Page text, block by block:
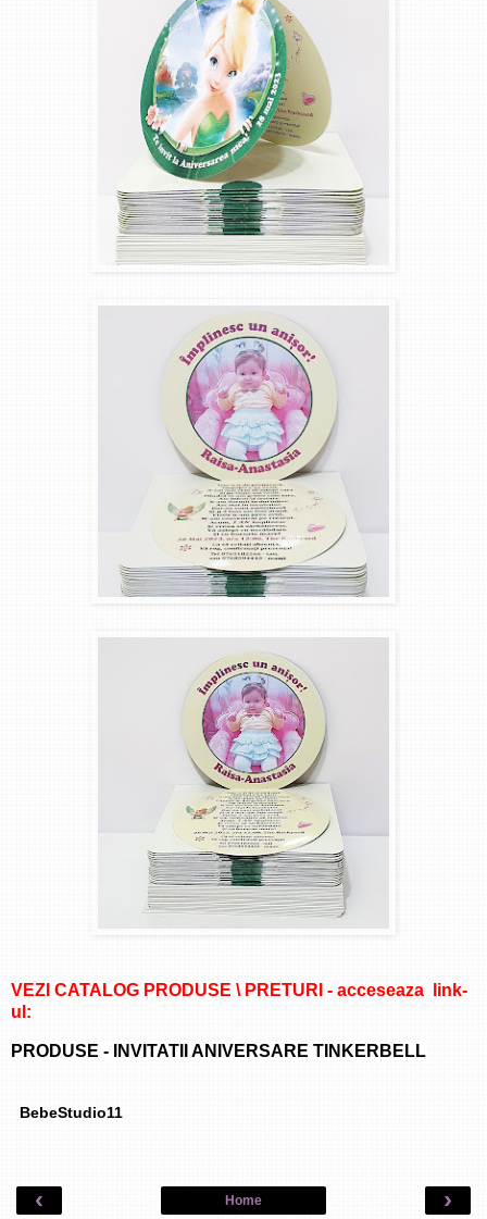
VEZI CATALOG PRODUSE \ PRETURI - acceseaza link-
ul:
PRODUSE - INVITATII ANIVERSARE TINKERBELL
BebeStudio11
‹ ›
Home